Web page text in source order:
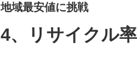
地域最安値に挑戦
4、リサイクル